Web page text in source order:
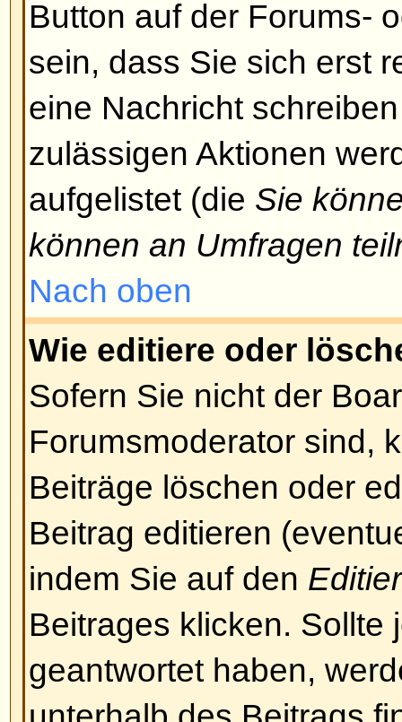
hineinzugelangen, Beiträge zu
usw., könnten Sie eine
Nur der Forumsmoderator und
können Ihnen entsprechende
Sie sollten sie um Zugang
berechtigten Grund dafür haben.
Nach oben
Warum kann ich bei
teilnehmen?
Nur registrierte Benutzer
teilnehmen. Dadurch wird eine
Ergebnisses verhindert. Falls
und immer noch nicht
vermutlich nicht die
Nach oben
Was man in und mit
Was ist BBCode?
BBCode ist eine spezielle Art